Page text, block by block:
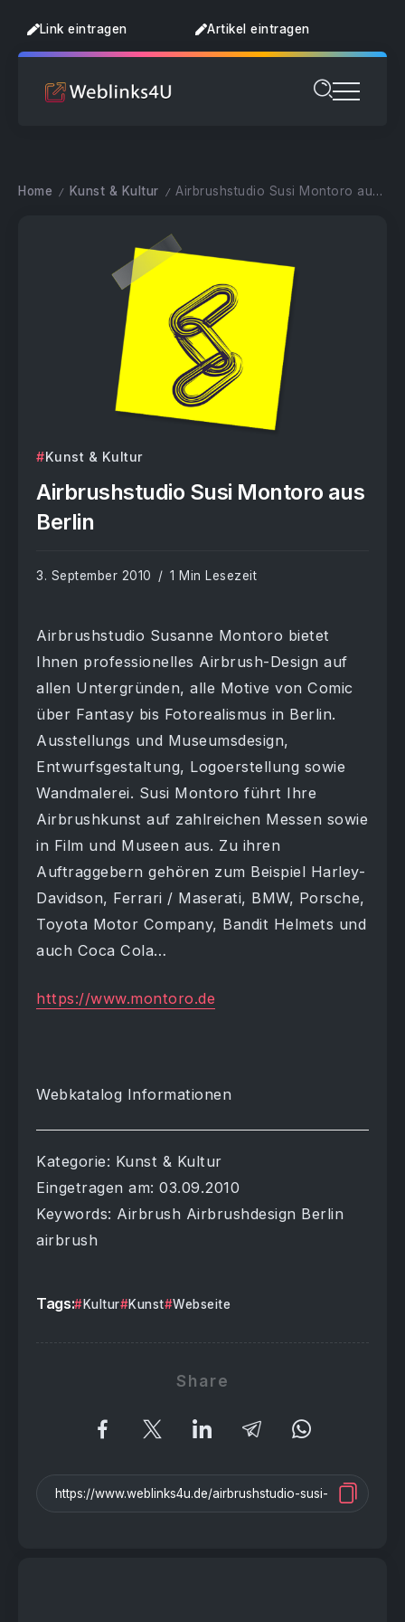
Link eintragen Artikel eintragen
Home / Kunst & Kultur / Airbrushstudio Susi Montoro aus Berlin
Kunst & Kultur
Airbrushstudio Susi Montoro aus
Berlin
3. September 2010 1 Min Lesezeit
Airbrushstudio Susanne Montoro bietet
Ihnen professionelles Airbrush-Design auf
allen Untergründen, alle Motive von Comic
über Fantasy bis Fotorealismus in Berlin.
Ausstellungs und Museumsdesign,
Entwurfsgestaltung, Logoerstellung sowie
Wandmalerei. Susi Montoro führt Ihre
Airbrushkunst auf zahlreichen Messen sowie
in Film und Museen aus. Zu ihren
Auftraggebern gehören zum Beispiel Harley-
Davidson, Ferrari / Maserati, BMW, Porsche,
Toyota Motor Company, Bandit Helmets und
auch Coca Cola…
https://www.montoro.de
Webkatalog Informationen
Kategorie: Kunst & Kultur
Eingetragen am: 03.09.2010
Keywords: Airbrush Airbrushdesign Berlin
airbrush
Tags: Kultur Kunst Webseite
Share